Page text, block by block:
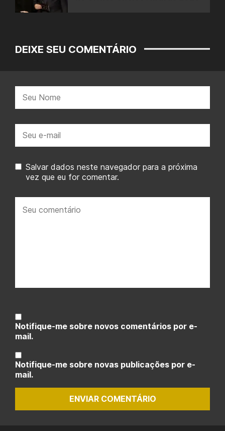
DEIXE SEU COMENTÁRIO
mail:
Salvar dados neste navegador para a próxima
vez que eu for comentar.
comentário:
Notifique-me sobre novos comentários por e-
mail.
Notifique-me sobre novas publicações por e-
mail.
ENVIAR COMENTÁRIO